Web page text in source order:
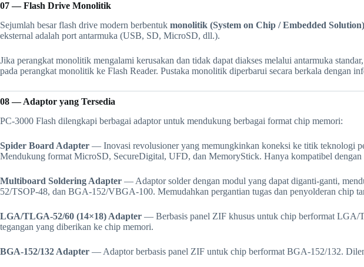
07 — Flash Drive Monolitik
Sejumlah besar flash drive modern berbentuk monolitik (System on Chip / Embedded Solution)
eksternal adalah port antarmuka (USB, SD, MicroSD, dll.).
Jika perangkat monolitik mengalami kerusakan dan tidak dapat diakses melalui antarmuka
pada perangkat monolitik ke Flash Reader. Pustaka monolitik diperbarui secara berkala dengan
08 — Adaptor yang Tersedia
PC-3000 Flash dilengkapi berbagai adaptor untuk mendukung berbagai format chip memori:
Spider Board Adapter — Inovasi revolusioner yang memungkinkan koneksi ke titik teknologi
Mendukung format MicroSD, SecureDigital, UFD, dan MemoryStick. Hanya kompatibel dengan
Multiboard Soldering Adapter — Adaptor solder dengan modul yang dapat diganti-ganti,
52/TSOP-48, dan BGA-152/VBGA-100. Memudahkan pergantian tugas dan penyolderan chip
LGA/TLGA-52/60 (14×18) Adapter — Berbasis panel ZIF khusus untuk chip berformat LGA/
tegangan yang diberikan ke chip memori.
BGA-152/132 Adapter — Adaptor berbasis panel ZIF untuk chip berformat BGA-152/132.